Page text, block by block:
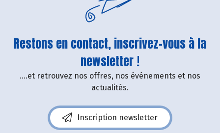
Restons en contact, inscrivez-vous à la
newsletter !
....et retrouvez nos offres, nos événements et nos
actualités.
Inscription newsletter